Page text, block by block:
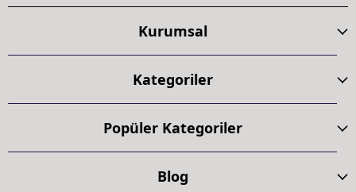
Kurumsal
Kategoriler
Popüler Kategoriler
Blog